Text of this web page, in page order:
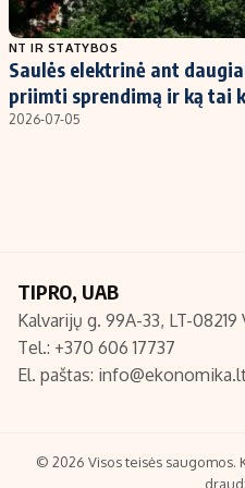
Populiarios temos
Investavimas
Akcijų rinka
Redakcija
Turinio žymėjimo taisyklės
NT IR STATYBOS
Saulės elektrinė ant
priimti sprendimą ir ką tai
2026-07-05
TIPRO, UAB
Kalvarijų g. 99A-33, LT-08219
Tel.: +370 606 17737
El. paštas:
© 2026 Visos teisės saugomos.